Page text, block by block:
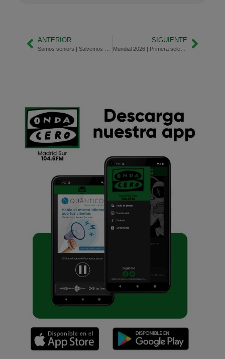
ANTERIOR SIGUIENTE
Mundial 2026 | Primera selección clasificada para dieciseisavos